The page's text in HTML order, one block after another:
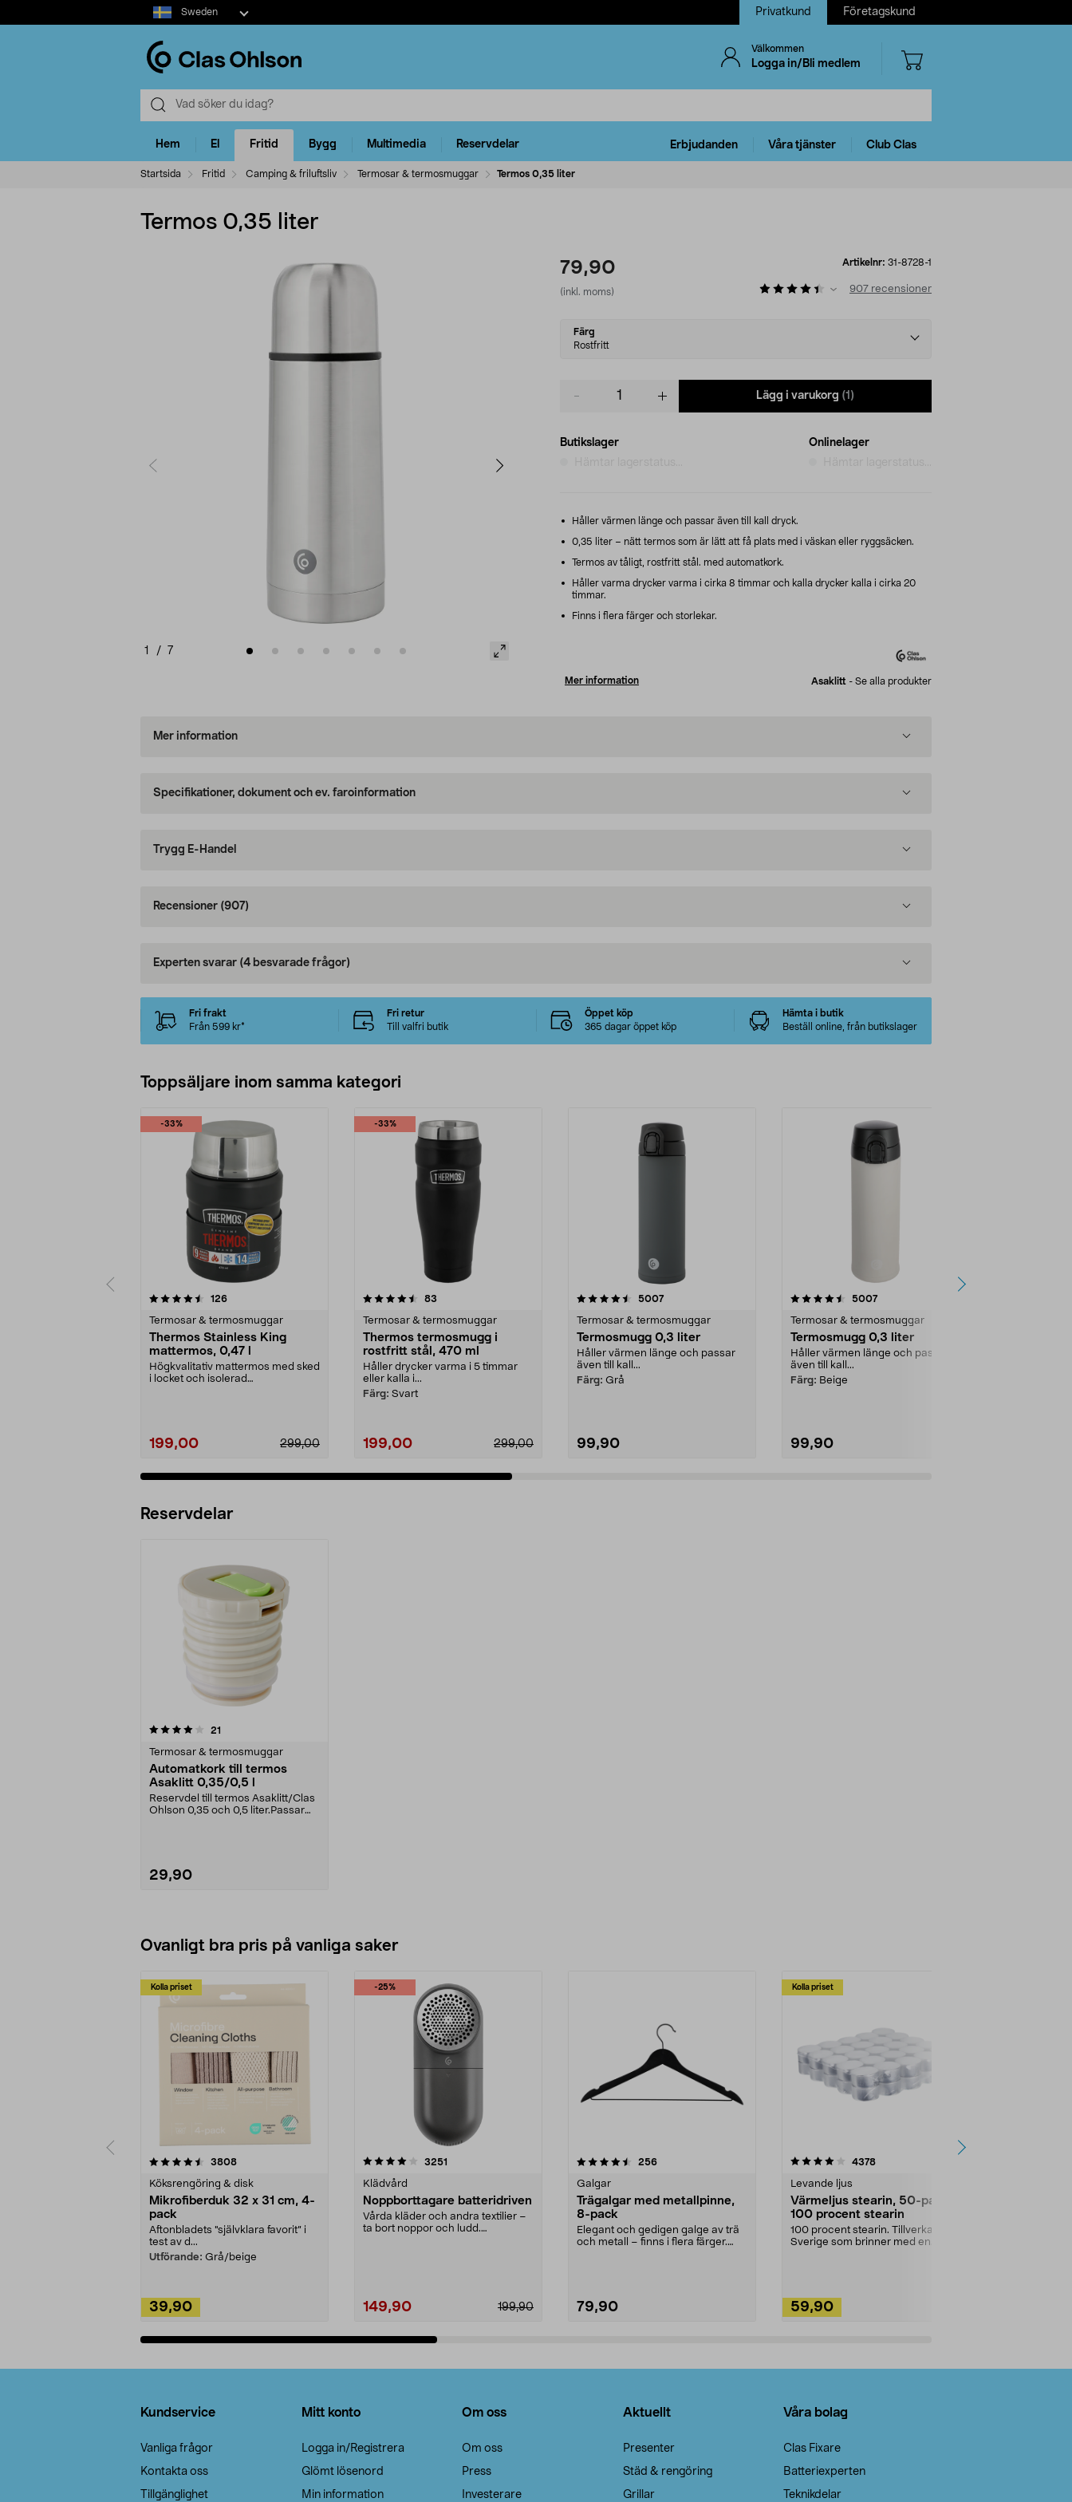
Select
market
Sweden Privatkund Företagskund
Välkommen
Logga in/Bli medlem
Hem El Fritid Bygg Multimedia Reservdelar Erbjudanden Våra tjänster Club Clas
Startsida Fritid Camping & friluftsliv Termosar & termosmuggar Termos 0,35 liter
Termos 0,35 liter
1 / 7
79,90
(inkl. moms)
Artikelnr: 31-8728-1
907 recensioner
Select
variant
Färg
Rostfritt
Lägg i varukorg (1)
Butikslager
Onlinelager
Håller värmen länge och passar även till kall dryck.
0,35 liter – nätt termos som är lätt att få plats med i väskan eller ryggsäcken.
Termos av tåligt, rostfritt stål. med automatkork.
Håller varma drycker varma i cirka 8 timmar och kalla drycker kalla i cirka 20
timmar.
Finns i flera färger och storlekar.
Mer information Asaklitt - Se alla produkter
Mer information
Specifikationer, dokument och ev. faroinformation
Trygg E-Handel
Recensioner (907)
Experten svarar (4 besvarade frågor)
Fri frakt
Från 599 kr*
Fri retur
Till valfri butik
Öppet köp
365 dagar öppet köp
Hämta i butik
Beställ online, från butikslager
Toppsäljare inom samma kategori
-33%
126recensioner
Termosar & termosmuggar
Thermos Stainless King
mattermos, 0,47 l
Högkvalitativ mattermos med sked
i locket och isolerad
199,00 299,00
-33%
4.5 av 5 stjärnor 83
Termosar & termosmuggar
Thermos termosmugg i
rostfritt stål, 470 ml
Håller drycker varma i 5 timmar
eller kalla i...
Färg: Svart
199,00 299,00
4.5 av 5 stjärnor 5007recensioner
Termosar & termosmuggar
Termosmugg 0,3 liter
Håller värmen länge och passar
även till kall...
Färg: Grå
99,90
4.5 av 5 stjärnor 5007recensioner
Termosar & termosmuggar
Termosmugg 0,3 liter
Håller värmen länge och passar
även till kall...
Färg: Beige
99,90
4.5 av 5 stjärnor
Reservdelar
21
Termosar & termosmuggar
Automatkork till termos
Asaklitt 0,35/0,5 l
Reservdel till termos Asaklitt/Clas
Ohlson 0,35 och 0,5 liter.Passar
29,90
Ovanligt bra pris på vanliga saker
Kolla priset
3808recensioner
Köksrengöring & disk
Mikrofiberduk 32 x 31 cm, 4-
pack
Aftonbladets "självklara favorit” i
test av d...
Utförande: Grå/beige
39,90
-25%
4.0av 5 stjärnor 3251
Klädvård
Noppborttagare batteridriven
Vårda kläder och andra textilier –
ta bort noppor och ludd.
199,90
149,90
4.5av 5 stjärnor 256recensioner
Galgar
Trägalgar med metallpinne,
8-pack
Elegant och gedigen galge av trä
och metall – finns i flera färger.
79,90
Kolla priset
4.0av 5 stjärnor 4378recensioner
Levande ljus
Värmeljus stearin, 50-pack,
100 procent stearin
100 procent stearin. Tillverkade i
Sverige som brinner med en
59,90
4.5av 5 stjärnor
Kundservice
Vanliga frågor
Kontakta oss
Tillgänglighet
Mitt konto
Logga in/Registrera
Glömt lösenord
Min information
Om oss
Om oss
Press
Investerare
Aktuellt
Presenter
Städ & rengöring
Grillar
Våra bolag
Clas Fixare
Batteriexperten
Teknikdelar